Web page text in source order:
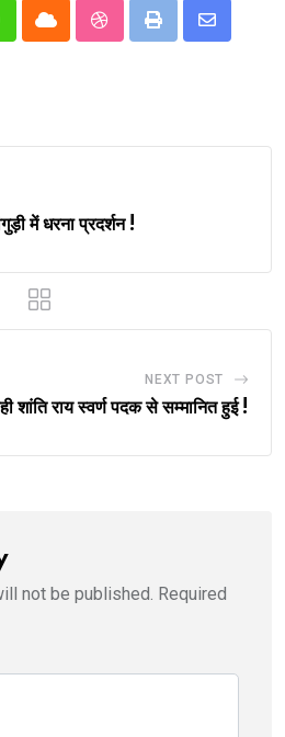
Cloud StumbleUpon
Print
Share
में धरना प्रदर्शन !
NEXT POST
शांति राय स्वर्ण पदक से सम्मानित हुई !
not be published. Required